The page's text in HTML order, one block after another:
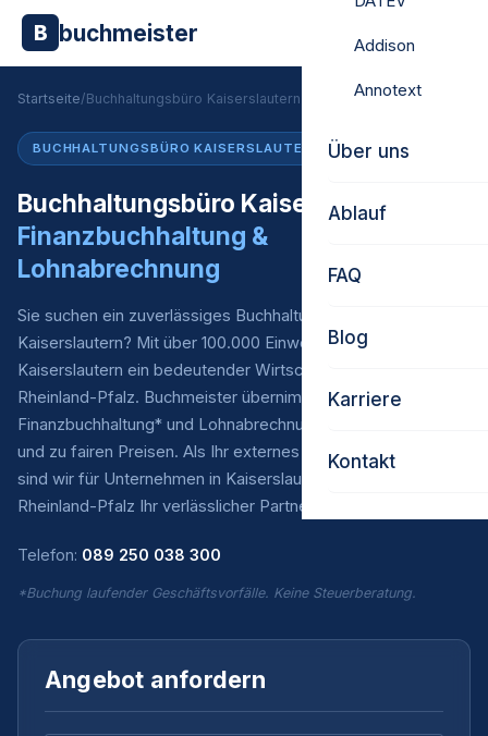
B buchmeister Addison
Annotext
Über uns
Ablauf
FAQ
Blog
Karriere
Kontakt
Startseite/Buchhaltungsbüro Kaiserslautern
BUCHHALTUNGSBÜRO KAISERSLAUTERN
Buchhaltungsbüro Kaiserslautern –
Finanzbuchhaltung &
Lohnabrechnung
Sie suchen ein zuverlässiges Buchhaltungsbüro in
Kaiserslautern? Mit über 100.000 Einwohnern ist
Kaiserslautern ein bedeutender Wirtschaftsstandort in
Rheinland-Pfalz. Buchmeister übernimmt Ihre laufende
Finanzbuchhaltung* und Lohnabrechnung – digital, persönlich
und zu fairen Preisen. Als Ihr externes Buchhaltungsbüro
sind wir für Unternehmen in Kaiserslautern und ganz
Rheinland-Pfalz Ihr verlässlicher Partner.
Telefon: 089 250 038 300
*Buchung laufender Geschäftsvorfälle. Keine Steuerberatung.
Angebot anfordern